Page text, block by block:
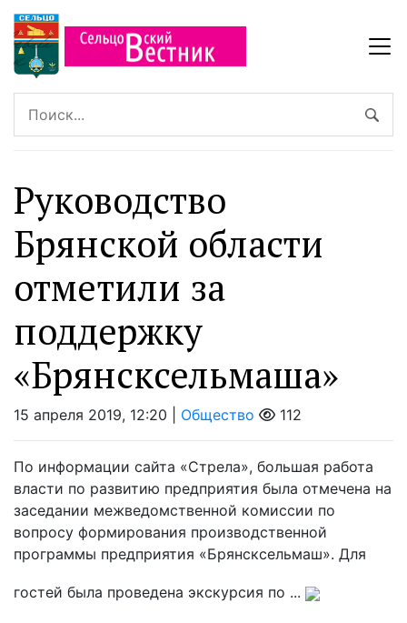
Руководство
Брянской области
отметили за
поддержку
«Брянсксельмаша»
15 апреля 2019, 12:20 | Общество 112
По информации сайта «Стрела», большая работа
власти по развитию предприятия была отмечена на
заседании межведомственной комиссии по
вопросу формирования производственной
программы предприятия «Брянсксельмаш». Для
гостей была проведена экскурсия по ...